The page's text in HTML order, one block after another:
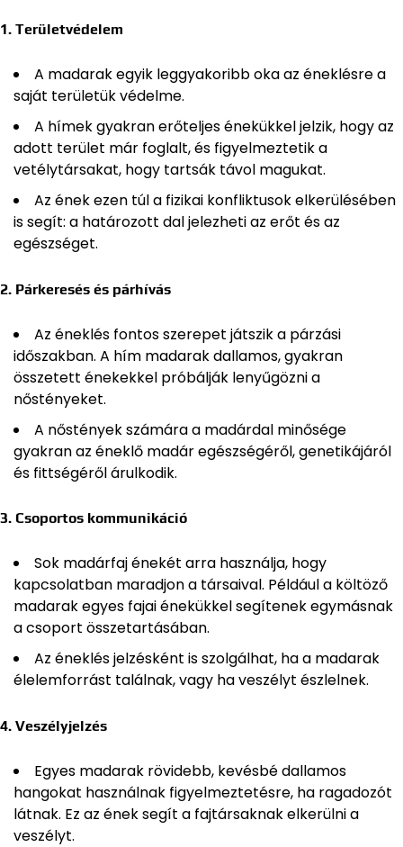
1. Területvédelem
A madarak egyik leggyakoribb oka az éneklésre a
saját területük védelme.
A hímek gyakran erőteljes énekükkel jelzik, hogy az
adott terület már foglalt, és figyelmeztetik a
vetélytársakat, hogy tartsák távol magukat.
Az ének ezen túl a fizikai konfliktusok elkerülésében
is segít: a határozott dal jelezheti az erőt és az
egészséget.
2. Párkeresés és párhívás
Az éneklés fontos szerepet játszik a párzási
időszakban. A hím madarak dallamos, gyakran
összetett énekekkel próbálják lenyűgözni a
nőstényeket.
A nőstények számára a madárdal minősége
gyakran az éneklő madár egészségéről, genetikájáról
és fittségéről árulkodik.
3. Csoportos kommunikáció
Sok madárfaj énekét arra használja, hogy
kapcsolatban maradjon a társaival. Például a költöző
madarak egyes fajai énekükkel segítenek egymásnak
a csoport összetartásában.
Az éneklés jelzésként is szolgálhat, ha a madarak
élelemforrást találnak, vagy ha veszélyt észlelnek.
4. Veszélyjelzés
Egyes madarak rövidebb, kevésbé dallamos
hangokat használnak figyelmeztetésre, ha ragadozót
látnak. Ez az ének segít a fajtársaknak elkerülni a
veszélyt.